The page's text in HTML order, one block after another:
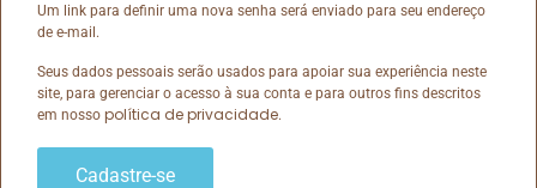
Um link para definir uma nova senha será enviado para seu endereço
de e-mail.
Seus dados pessoais serão usados ​​para apoiar sua experiência neste
site, para gerenciar o acesso à sua conta e para outros fins descritos
em nosso política de privacidade.
Cadastre-se